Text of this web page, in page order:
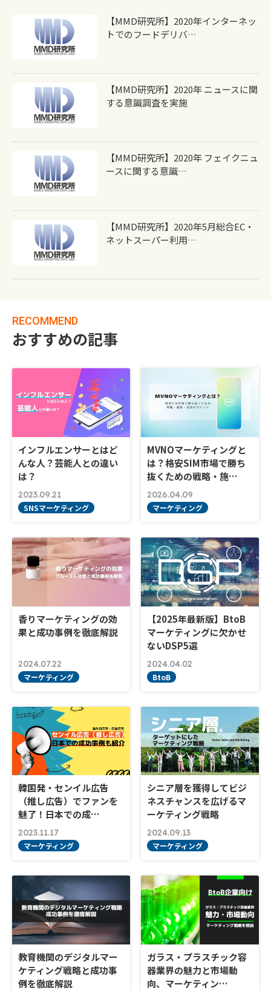
【MMD研究所】2020年インターネッ
トでのフードデリバ…
【MMD研究所】2020年 ニュースに関
する意識調査を実施
【MMD研究所】2020年 フェイクニュ
ースに関する意識…
【MMD研究所】2020年5月総合EC・
ネットスーパー利用…
RECOMMEND
おすすめの記事
インフルエンサーとはど
んな人？芸能人との違い
は？
2023.09.21
SNSマーケティング
MVNOマーケティングと
は？格安SIM市場で勝ち
抜くための戦略・施…
2026.04.09
マーケティング
香りマーケティングの効
果と成功事例を徹底解説
2024.07.22
マーケティング
【2025年最新版】BtoB
マーケティングに欠かせ
ないDSP5選
2024.04.02
BtoB
韓国発・センイル広告
（推し広告）でファンを
魅了！日本での成…
2023.11.17
マーケティング
シニア層を獲得してビジ
ネスチャンスを広げるマ
ーケティング戦略
2024.09.13
マーケティング
教育機関のデジタルマー
ケティング戦略と成功事
例を徹底解説
ガラス・プラスチック容
器業界の魅力と市場動
向、マーケティン…